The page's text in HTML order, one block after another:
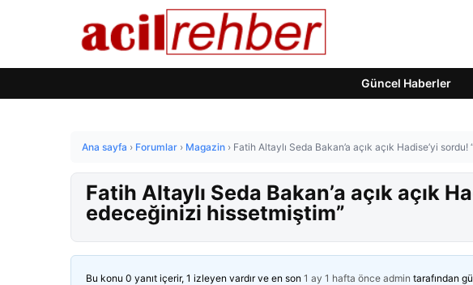
Güncel Haberler
Ana sayfa › Forumlar › Magazin › Fatih Altaylı Seda Bakan’a açık açık Hadise’yi
Fatih Altaylı Seda Bakan’a açık açık
edeceğinizi hissetmiştim”
Bu konu 0 yanıt içerir, 1 izleyen vardır ve en son 1 ay 1 hafta önce admin tarafından